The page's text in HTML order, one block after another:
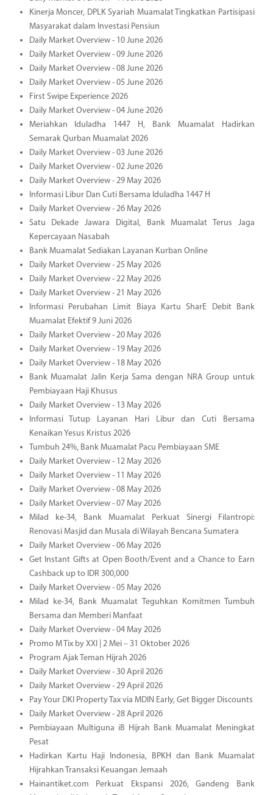
Kinerja Moncer, DPLK Syariah Muamalat Tingkatkan Partisipasi
Masyarakat dalam Investasi Pensiun
Daily Market Overview - 10 June 2026
Daily Market Overview - 09 June 2026
Daily Market Overview - 08 June 2026
Daily Market Overview - 05 June 2026
First Swipe Experience 2026
Daily Market Overview - 04 June 2026
Meriahkan Iduladha 1447 H, Bank Muamalat Hadirkan
Semarak Qurban Muamalat 2026
Daily Market Overview - 03 June 2026
Daily Market Overview - 02 June 2026
Daily Market Overview - 29 May 2026
Informasi Libur Dan Cuti Bersama Iduladha 1447 H
Daily Market Overview - 26 May 2026
Satu Dekade Jawara Digital, Bank Muamalat Terus Jaga
Kepercayaan Nasabah
Bank Muamalat Sediakan Layanan Kurban Online
Daily Market Overview - 25 May 2026
Daily Market Overview - 22 May 2026
Daily Market Overview - 21 May 2026
Informasi Perubahan Limit Biaya Kartu SharE Debit Bank
Muamalat Efektif 9 Juni 2026
Daily Market Overview - 20 May 2026
Daily Market Overview - 19 May 2026
Daily Market Overview - 18 May 2026
Bank Muamalat Jalin Kerja Sama dengan NRA Group untuk
Pembiayaan Haji Khusus
Daily Market Overview - 13 May 2026
Informasi Tutup Layanan Hari Libur dan Cuti Bersama
Kenaikan Yesus Kristus 2026
Tumbuh 24%, Bank Muamalat Pacu Pembiayaan SME
Daily Market Overview - 12 May 2026
Daily Market Overview - 11 May 2026
Daily Market Overview - 08 May 2026
Daily Market Overview - 07 May 2026
Milad ke-34, Bank Muamalat Perkuat Sinergi Filantropi:
Renovasi Masjid dan Musala di Wilayah Bencana Sumatera
Daily Market Overview - 06 May 2026
Get Instant Gifts at Open Booth/Event and a Chance to Earn
Cashback up to IDR 300,000
Daily Market Overview - 05 May 2026
Milad ke-34, Bank Muamalat Teguhkan Komitmen Tumbuh
Bersama dan Memberi Manfaat
Daily Market Overview - 04 May 2026
Promo M Tix by XXI | 2 Mei – 31 Oktober 2026
Program Ajak Teman Hijrah 2026
Daily Market Overview - 30 April 2026
Daily Market Overview - 29 April 2026
Pay Your DKI Property Tax via MDIN Early, Get Bigger Discounts
Daily Market Overview - 28 April 2026
Pembiayaan Multiguna iB Hijrah Bank Muamalat Meningkat
Pesat
Hadirkan Kartu Haji Indonesia, BPKH dan Bank Muamalat
Hijrahkan Transaksi Keuangan Jemaah
Hainantiket.com Perkuat Ekspansi 2026, Gandeng Bank